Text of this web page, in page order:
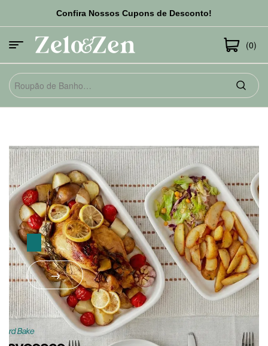
Confira Nossos Cupons de Desconto!
(0)